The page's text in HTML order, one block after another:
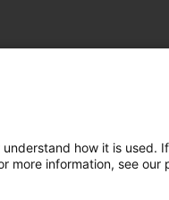
how it is used.
more information, see our